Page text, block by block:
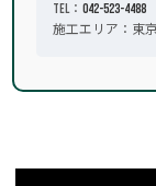
TEL： 042-523-4488
施工エリア：東